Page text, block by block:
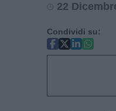
22
Condividi su: